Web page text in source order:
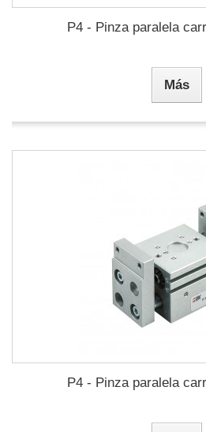
P4 - Pinza paralela
Más
P4 - Pinza paralela